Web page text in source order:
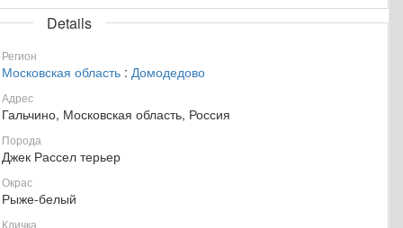
Details
Регион
Московская область : Домодедово
Адрес
Гальчино, Московская область, Россия
Порода
Джек Рассел терьер
Окрас
Рыже-белый
Кличка